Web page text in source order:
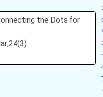
the Dots for